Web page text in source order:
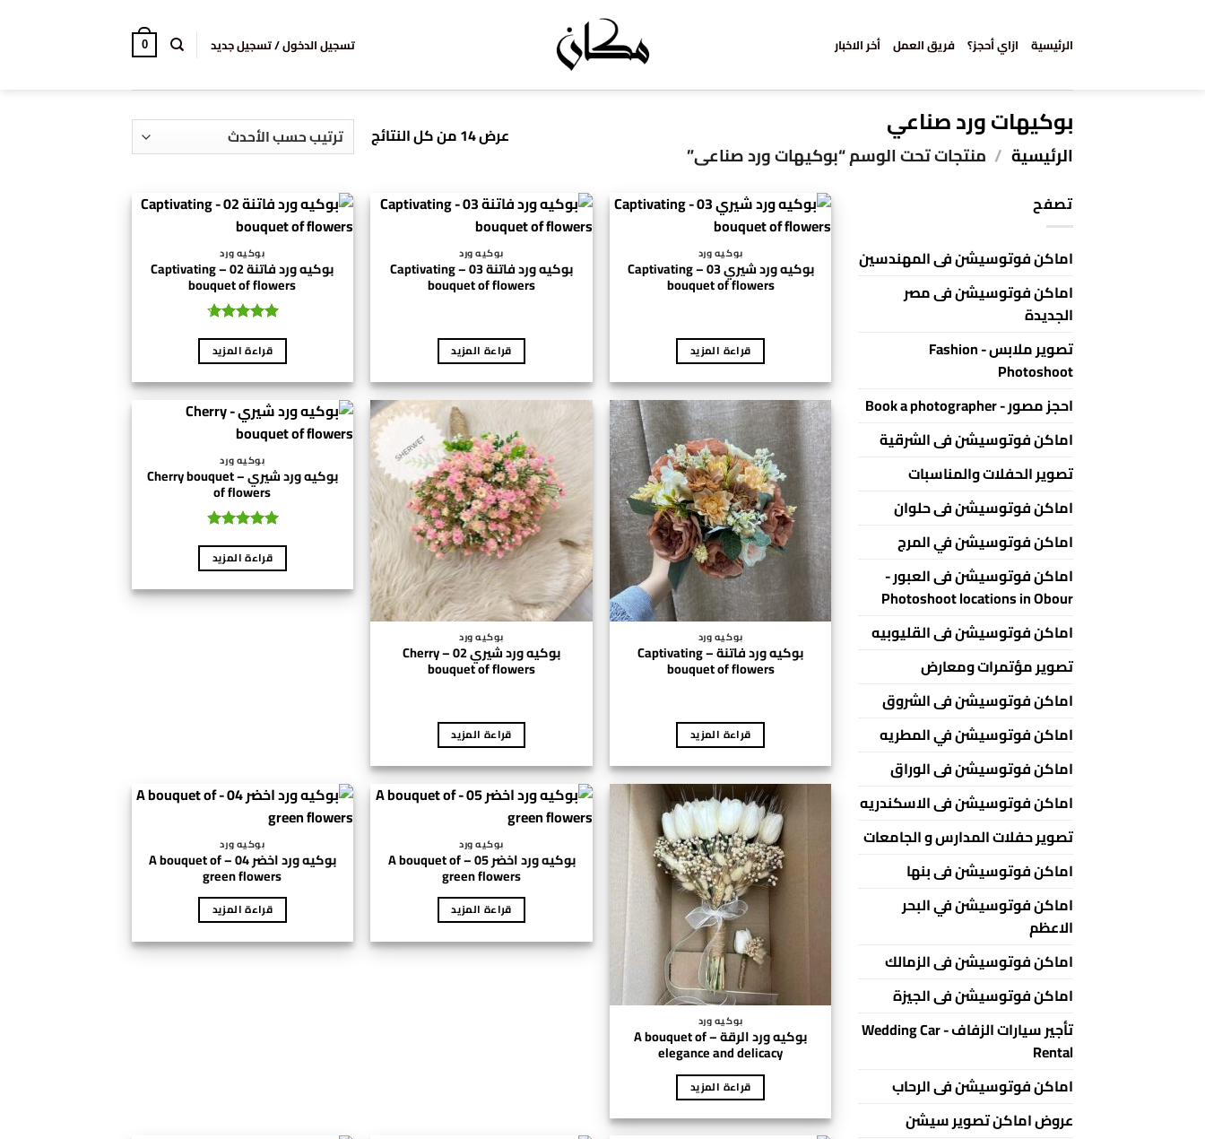
الرئيسية ازاي أحجز؟ فريق العمل أخر الاخبار تسجيل الدخول / تسجيل جديد 0
بوكيهات ورد صناعي
الرئيسية / منتجات تحت الوسم “بوكيهات ورد صناعي”
عرض ⁦14⁩ من كل النتائج
تم
الفرز
الأحدث
تصفح
اماكن فوتوسيشن فى المهندسين
اماكن فوتوسيشن فى مصر
الجديدة
تصوير ملابس - Fashion
Photoshoot
احجز مصور - Book a photographer
اماكن فوتوسيشن فى الشرقية
تصوير الحفلات والمناسبات
اماكن فوتوسيشن فى حلوان
اماكن فوتوسيشن في المرج
اماكن فوتوسيشن فى العبور -
Photoshoot locations in Obour
اماكن فوتوسيشن فى القليوبيه
تصوير مؤتمرات ومعارض
اماكن فوتوسيشن فى الشروق
اماكن فوتوسيشن في المطريه
اماكن فوتوسيشن فى الوراق
اماكن فوتوسيشن فى الاسكندريه
تصوير حفلات المدارس و الجامعات
اماكن فوتوسيشن فى بنها
اماكن فوتوسيشن في البحر
الاعظم
اماكن فوتوسيشن فى الزمالك
اماكن فوتوسيشن فى الجيزة
تأجير سيارات الزفاف - Wedding Car
Rental
اماكن فوتوسيشن فى الرحاب
عروض اماكن تصوير سيشن
بوكيه ورد
بوكيه ورد شيري 03 – Captivating
bouquet of flowers
قراءة المزيد
بوكيه ورد
بوكيه ورد فاتنة 03 – Captivating
bouquet of flowers
قراءة المزيد
بوكيه ورد
بوكيه ورد فاتنة 02 – Captivating
bouquet of flowers
4.6من 5
قراءة المزيد
بوكيه ورد
بوكيه ورد فاتنة – Captivating
bouquet of flowers
قراءة المزيد
بوكيه ورد
بوكيه ورد شيري 02 – Cherry
bouquet of flowers
قراءة المزيد
بوكيه ورد
بوكيه ورد شيري – Cherry bouquet
of flowers
4.89 من 5
قراءة المزيد
بوكيه ورد
بوكيه ورد الرقة – A bouquet of
elegance and delicacy
قراءة المزيد
بوكيه ورد
بوكيه ورد اخضر 05 – A bouquet of
green flowers
قراءة المزيد
بوكيه ورد
بوكيه ورد اخضر 04 – A bouquet of
green flowers
قراءة المزيد